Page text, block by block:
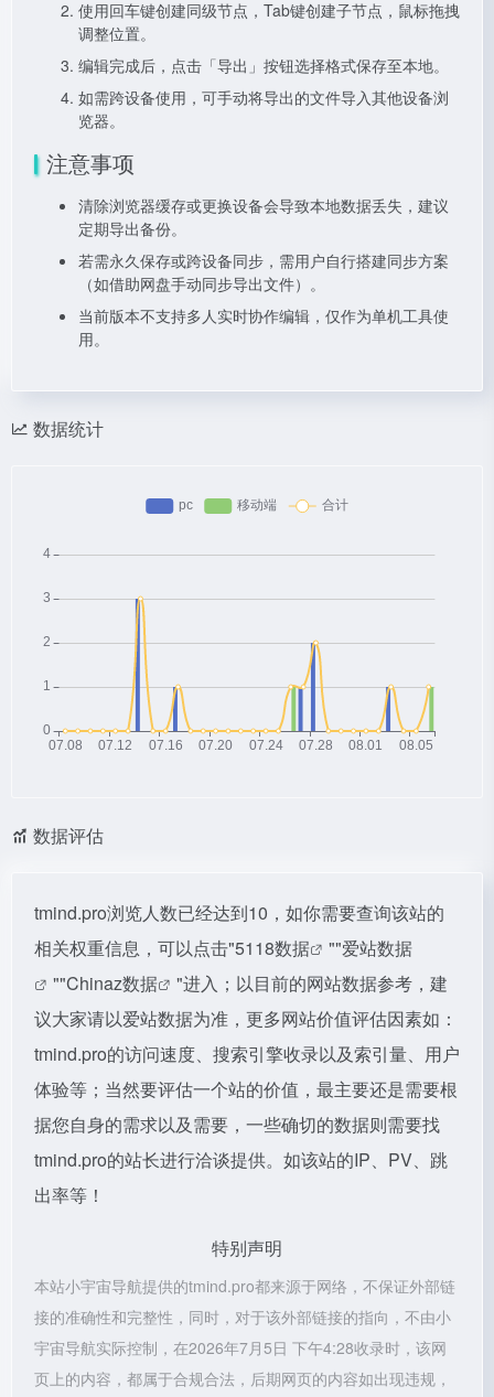
使用回车键创建同级节点，Tab键创建子节点，鼠标拖拽
调整位置。
编辑完成后，点击「导出」按钮选择格式保存至本地。
如需跨设备使用，可手动将导出的文件导入其他设备浏
览器。
注意事项
清除浏览器缓存或更换设备会导致本地数据丢失，建议
定期导出备份。
若需永久保存或跨设备同步，需用户自行搭建同步方案
（如借助网盘手动同步导出文件）。
当前版本不支持多人实时协作编辑，仅作为单机工具使
用。
数据统计
数据评估
tmind.pro浏览人数已经达到10，如你需要查询该站的
相关权重信息，可以点击"5118数据 ""爱站数据
""Chinaz数据
"进入；以目前的网站数据参考，建
议大家请以爱站数据为准，更多网站价值评估因素如：
tmind.pro的访问速度、搜索引擎收录以及索引量、用户
体验等；当然要评估一个站的价值，最主要还是需要根
据您自身的需求以及需要，一些确切的数据则需要找
tmind.pro的站长进行洽谈提供。如该站的IP、PV、跳
出率等！
特别声明
本站小宇宙导航提供的tmind.pro都来源于网络，不保证外部链
接的准确性和完整性，同时，对于该外部链接的指向，不由小
宇宙导航实际控制，在2026年7月5日 下午4:28收录时，该网
页上的内容，都属于合规合法，后期网页的内容如出现违规，